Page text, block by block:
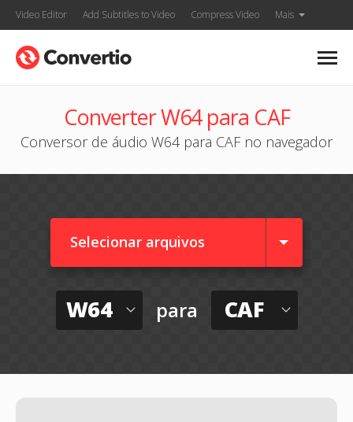
Video Editor Add Subtitles to Video Compress Video Mais
Converter W64 para CAF
Conversor de áudio W64 para CAF no navegador
Selecionar arquivos
W64 para CAF